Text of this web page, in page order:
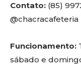
Contato: (85)
@chacracafeteria
Funcionamento:
sábado e